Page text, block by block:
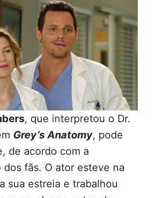
, que interpretou o Dr.
Grey’s Anatomy, pode
de acordo com a
dos fãs. O ator esteve na
sua estreia e trabalhou